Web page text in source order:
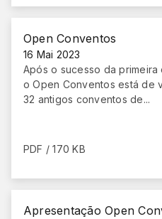
Open Conventos
16 Mai 2023
Após o sucesso da primeira
o Open Conventos está de
32 antigos conventos de...
PDF / 170 KB
Apresentação Open